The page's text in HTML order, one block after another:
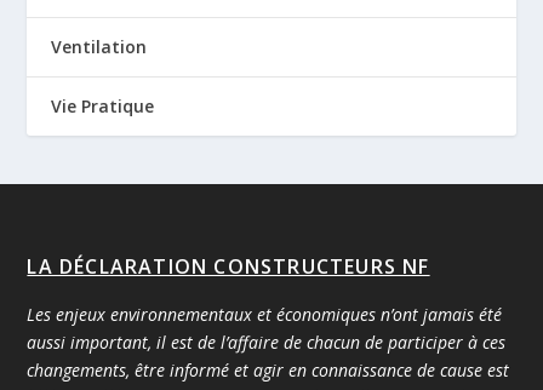
Ventilation
Vie Pratique
LA DÉCLARATION CONSTRUCTEURS NF
Les enjeux environnementaux et économiques n’ont jamais été
aussi important, il est de l’affaire de chacun de participer à ces
changements, être informé et agir en connaissance de cause est